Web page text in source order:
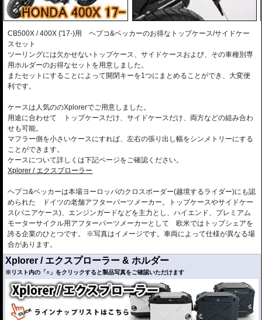
CB500X / 400X ('17-)用 ヘプコ&ベッカーのお得なトップケース/サイドケー
スセット
ツーリングには欠かせないトップケース、サイドケースおよび、その車種別専
用ホルダーのお得なセットを用意しました。
またセットにすることによって開閉キーを1つにまとめることができ、大変便
利です。
ケースは人気ののXplorerでご用意しました。
用途に合わせて トップケースだけ、サイドケースだけ、両方などの組み合わ
せも可能。
マフラー側を小さいケースにすれば、左右の張り出し幅をシンメトリーにする
ことができます。
ケースについて詳しくは下記ページをご確認ください。
Xplorer / エクスプローラー
ヘプコ&ベッカーは本場ヨーロッパのクロスボーダー(越境するライダー)にも認
められた ドイツの老舗アフターパーツメーカー。トップケースやサイドケー
ス(パニアケース)、エンジンガードなどを主力とし、ハイエンド、プレミアム
モーターサイクル用アフターパーツメーカーとして 欧米ではトップシェアを
誇る企業のひとつです。 ※写真はイメージです。車両によって仕様が異なる場
合があります。
Xplorer / エクスプローラー & ホルダー
※リスト内の「○」をクリックすると製品写真をご確認いただけます